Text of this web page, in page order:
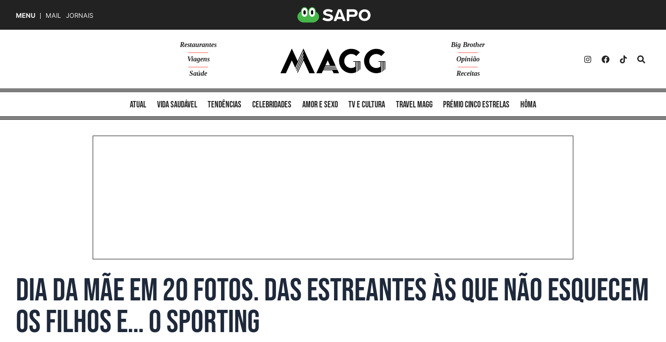
MENU MAIL JORNAIS
Restaurantes
Viagens
Saúde
Big Brother
Opinião
Receitas
atual vida saudável tendências celebridades amor e sexo TV e cultura Travel MAGG Prémio Cinco Estrelas Hôma
Dia da Mãe em 20 fotos. Das estreantes às que não esquecem
os filhos e… o Sporting